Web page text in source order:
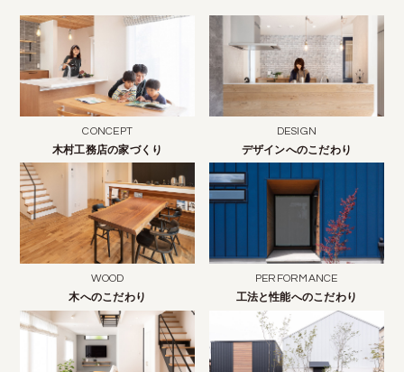
CONCEPT
木村工務店の家づくり
DESIGN
デザインへのこだわり
WOOD
木へのこだわり
PERFORMANCE
工法と性能へのこだわり